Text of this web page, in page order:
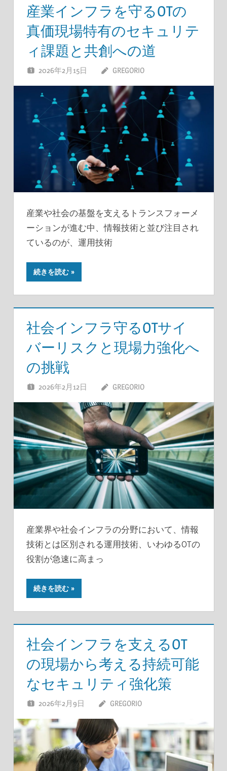
産業インフラを守るOTの
真価現場特有のセキュリテ
ィ課題と共創への道
2026年2月15日 GREGORIO
産業や社会の基盤を支えるトランスフォーメ
ーションが進む中、情報技術と並び注目され
ているのが、運用技術
続きを読む
社会インフラ守るOTサイ
バーリスクと現場力強化へ
の挑戦
2026年2月12日 GREGORIO
産業界や社会インフラの分野において、情報
技術とは区別される運用技術、いわゆるOTの
役割が急速に高まっ
続きを読む
社会インフラを支えるOT
の現場から考える持続可能
なセキュリティ強化策
2026年2月9日 GREGORIO